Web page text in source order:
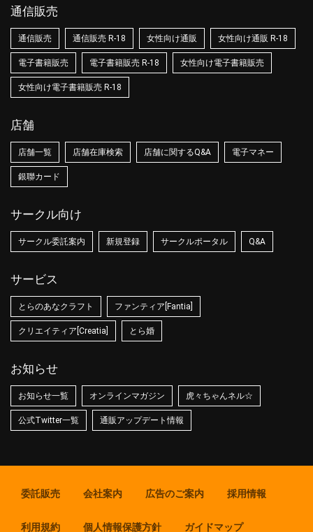
通信販売
通信販売 通信販売 R-18 女性向け通販 女性向け通販 R-18
電子書籍販売 電子書籍販売 R-18 女性向け電子書籍販売
女性向け電子書籍販売 R-18
店舗
店舗一覧 店舗在庫検索 店舗に関するQ&A 電子マネー
銀聯カード
サークル向け
サークル委託案内 新規登録 サークルポータル Q&A
サービス
とらのあなクラフト ファンティア[Fantia]
クリエイティア[Creatia] とら婚
お知らせ
お知らせ一覧 オンラインマガジン 虎々ちゃんネル☆
公式Twitter一覧 通販アップデート情報
委託販売 会社案内 広告のご案内 採用情報
利用規約 個人情報保護方針 ガイドマップ